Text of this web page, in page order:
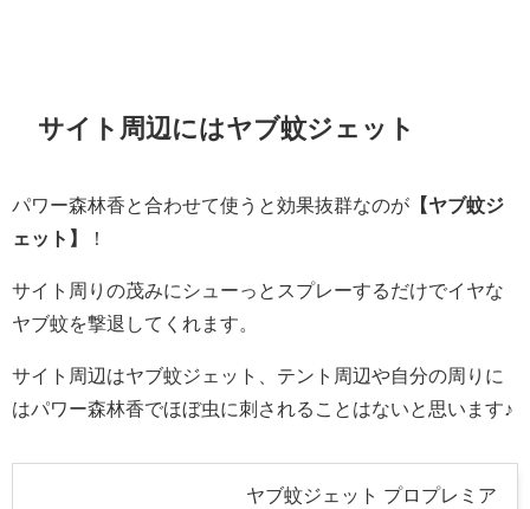
サイト周辺にはヤブ蚊ジェット
パワー森林香と合わせて使うと効果抜群なのが 【ヤブ蚊ジ
ェット】
！
サイト周りの茂みにシューっとスプレーするだけでイヤな
ヤブ蚊を撃退してくれます。
サイト周辺はヤブ蚊ジェット、テント周辺や自分の周りに
はパワー森林香でほぼ虫に刺されることはないと思います♪
ヤブ蚊ジェット プロプレミア